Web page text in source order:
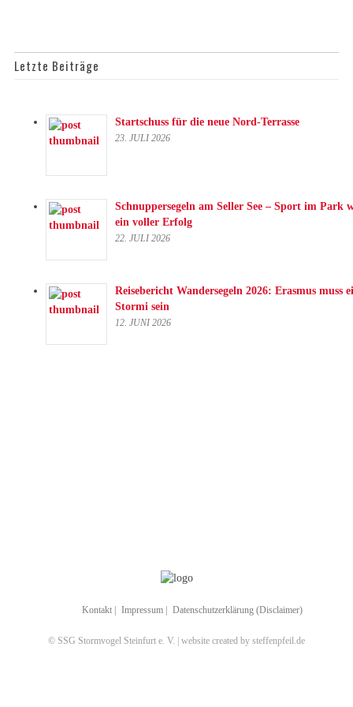
Letzte Beiträge
Startschuss für die neue Nord-Terrasse
23. JULI 2026
Schnuppersegeln am Seller See – Sport im Park
ein voller Erfolg
22. JULI 2026
Reisebericht Wandersegeln 2026: Erasmus muss
Stormi sein
12. JUNI 2026
Kontakt Impressum Datenschutzerklärung (Disclaimer)
© SSG Stormvogel Steinfurt e. V. | website created by steffenpfeil.de